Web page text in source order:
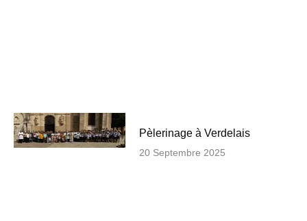
Pèlerinage à Verdelais
20 Septembre 2025